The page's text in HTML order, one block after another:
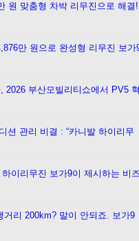
원 맞춤형 차박 리무진으로 해결!
만 원으로 완성형 리무진 보가
2026 부산모빌리티쇼에서 PV5
션 관리 비결 : “카니발 하이리무
이리무진 보가9이 제시하는 비
리 200km? 말이 안되죠. 보가9